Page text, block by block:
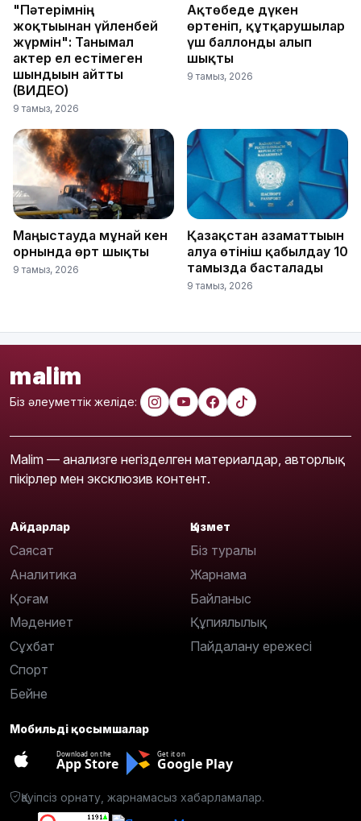
"Пәтерімнің
жоқтығынан үйленбей
жүрмін": Танымал
актер ел естімеген
шындығын айтты
(ВИДЕО)
9 тамыз, 2026
Ақтөбеде дүкен
өртеніп, құтқарушылар
үш баллонды алып
шықты
9 тамыз, 2026
Маңғыстауда мұнай кен
орнында өрт шықты
9 тамыз, 2026
Қазақстан азаматтығын
алуға өтініш қабылдау 10
тамызда басталады
9 тамыз, 2026
malim
Біз әлеуметтік желіде:
Malim — анализге негізделген материалдар, авторлық
пікірлер мен эксклюзив контент.
Айдарлар
Саясат
Аналитика
Қоғам
Мәдениет
Сұхбат
Спорт
Бейне
Қызмет
Біз туралы
Жарнама
Байланыс
Құпиялылық
Пайдалану ережесі
Мобильді қосымшалар
Download on the
App Store
Get it on
Google Play
Қауіпсіз орнату, жарнамасыз хабарламалар.